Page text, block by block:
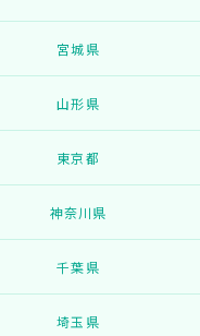
宮城県
山形県
東京都
神奈川県
千葉県
埼玉県